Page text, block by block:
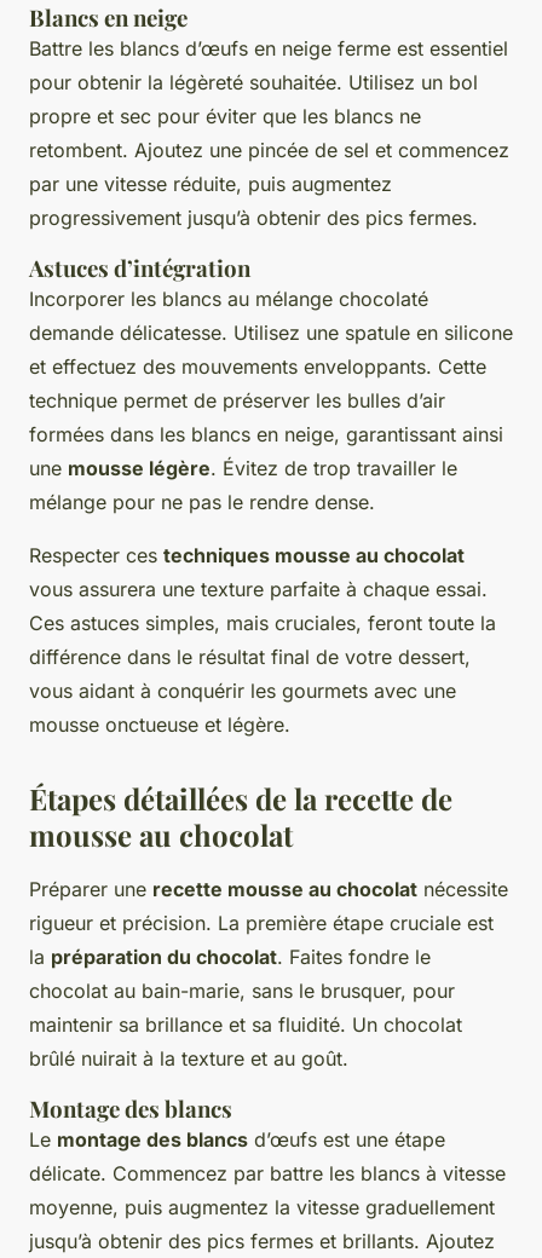
Blancs en neige
Battre les blancs d’œufs en neige ferme est essentiel
pour obtenir la légèreté souhaitée. Utilisez un bol
propre et sec pour éviter que les blancs ne
retombent. Ajoutez une pincée de sel et commencez
par une vitesse réduite, puis augmentez
progressivement jusqu’à obtenir des pics fermes.
Astuces d’intégration
Incorporer les blancs au mélange chocolaté
demande délicatesse. Utilisez une spatule en silicone
et effectuez des mouvements enveloppants. Cette
technique permet de préserver les bulles d’air
formées dans les blancs en neige, garantissant ainsi
une mousse légère. Évitez de trop travailler le
mélange pour ne pas le rendre dense.
Respecter ces techniques mousse au chocolat
vous assurera une texture parfaite à chaque essai.
Ces astuces simples, mais cruciales, feront toute la
différence dans le résultat final de votre dessert,
vous aidant à conquérir les gourmets avec une
mousse onctueuse et légère.
Étapes détaillées de la recette de
mousse au chocolat
Préparer une recette mousse au chocolat nécessite
rigueur et précision. La première étape cruciale est
la préparation du chocolat. Faites fondre le
chocolat au bain-marie, sans le brusquer, pour
maintenir sa brillance et sa fluidité. Un chocolat
brûlé nuirait à la texture et au goût.
Montage des blancs
Le montage des blancs d’œufs est une étape
délicate. Commencez par battre les blancs à vitesse
moyenne, puis augmentez la vitesse graduellement
jusqu’à obtenir des pics fermes et brillants. Ajoutez